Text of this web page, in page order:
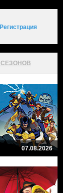
Регистрация
СЕЗОНОВ
07.08.2026